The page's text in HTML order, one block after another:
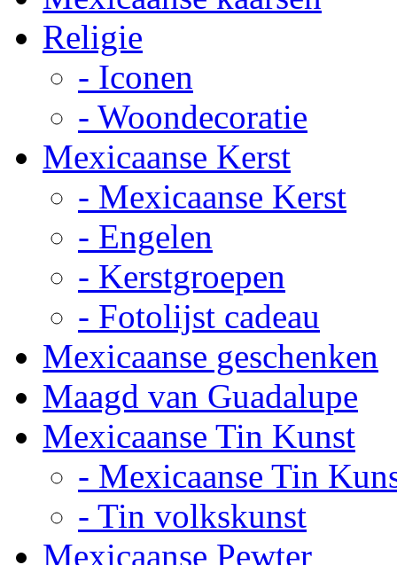
Religie
- Iconen
- Woondecoratie
Mexicaanse Kerst
- Mexicaanse Kerst
- Engelen
- Kerstgroepen
- Fotolijst cadeau
Mexicaanse geschenken
Maagd van Guadalupe
Mexicaanse Tin Kunst
- Mexicaanse Tin
- Tin volkskunst
Mexicaanse Pewter